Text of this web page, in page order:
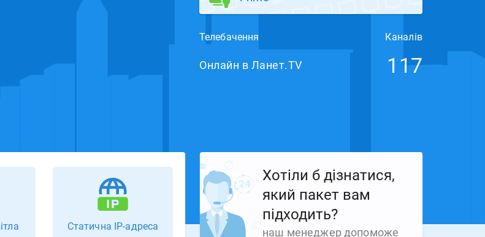
Телебачення Каналів
Онлайн в Ланет.TV 117
Статична IP-адреса
Хотіли б дізнатися,
який пакет вам
підходить?
наш менеджер допоможе